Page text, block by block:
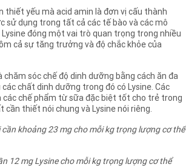
thiết yếu mà acid amin là đơn vị cấu thành
sử dụng trong tất cả các tế bào và các mô
đóng một vai trò quan trọng trong nhiều
cả sự tăng trưởng và độ chắc khỏe của
chăm sóc chế độ dinh dưỡng bằng cách ăn đa
chất dinh dưỡng trong đó có Lysine. Các
các chế phẩm từ sữa đặc biệt tốt cho trẻ trong
cần thiết nói chung và Lysine nói riêng.
cần khoảng 23 mg cho mỗi kg trọng lượng cơ thể
12 mg Lysine cho mỗi kg trọng lượng cơ thể